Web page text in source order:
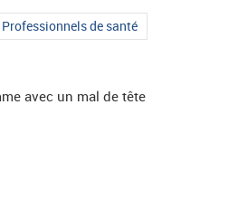
Type
de
Professionnels de santé